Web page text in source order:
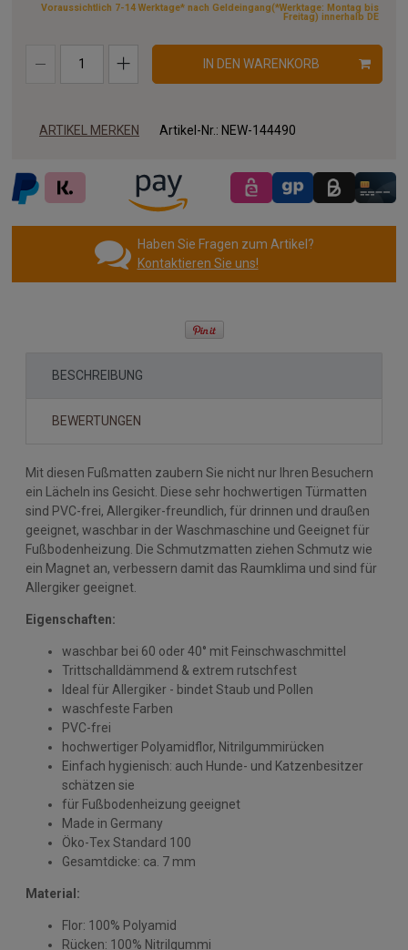
Voraussichtlich 7-14 Werktage* nach Geldeingang(*Werktage: Montag bis
Freitag) innerhalb DE
IN DEN WARENKORB
ARTIKEL MERKEN Artikel-Nr.: NEW-144490
Haben Sie Fragen zum Artikel?
Kontaktieren Sie uns!
BESCHREIBUNG
BEWERTUNGEN
Mit diesen Fußmatten zaubern Sie nicht nur Ihren Besuchern
ein Lächeln ins Gesicht. Diese sehr hochwertigen Türmatten
sind PVC-frei, Allergiker-freundlich, für drinnen und draußen
geeignet, waschbar in der Waschmaschine und Geeignet für
Fußbodenheizung. Die Schmutzmatten ziehen Schmutz wie
ein Magnet an, verbessern damit das Raumklima und sind für
Allergiker geeignet.
Eigenschaften:
waschbar bei 60 oder 40° mit Feinschwaschmittel
Trittschalldämmend & extrem rutschfest
Ideal für Allergiker - bindet Staub und Pollen
waschfeste Farben
PVC-frei
hochwertiger Polyamidflor, Nitrilgummirücken
Einfach hygienisch: auch Hunde- und Katzenbesitzer
schätzen sie
für Fußbodenheizung geeignet
Made in Germany
Öko-Tex Standard 100
Gesamtdicke: ca. 7 mm
Material:
Flor: 100% Polyamid
Rücken: 100% Nitrilgummi